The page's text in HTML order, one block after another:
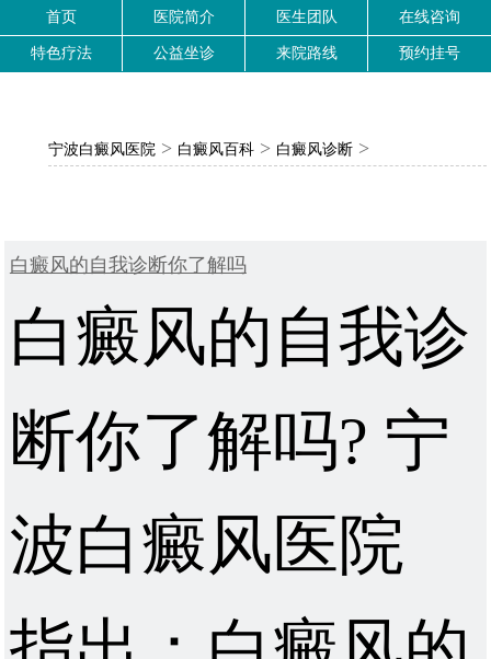
首页 医院简介 医生团队 在线咨询
特色疗法 公益坐诊 来院路线 预约挂号
宁波白癜风医院 > 白癜风百科 > 白癜风诊断 >
白癜风的自我诊断你了解吗
白癜风的自我诊
断你了解吗? 宁
波白癜风医院